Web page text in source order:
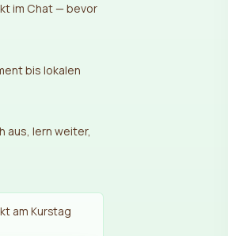
im Chat — bevor
bis lokalen
aus, lern weiter,
am Kurstag